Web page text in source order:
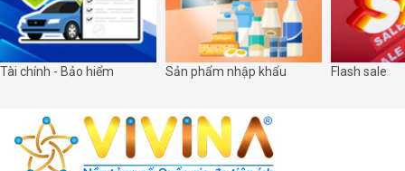
Tài chính - Bảo hiểm Sản phẩm nhập khẩu Flash sale